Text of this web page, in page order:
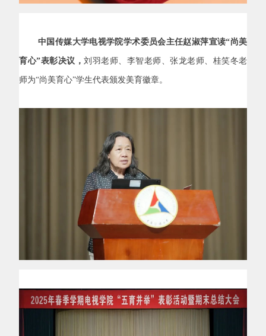
中国传媒大学电视学院学术委员会主任赵淑萍宣读“尚美
育心”表彰决议， 刘羽老师、李智老师、张龙老师、桂笑冬老
师为“尚美育心”学生代表颁发美育徽章。